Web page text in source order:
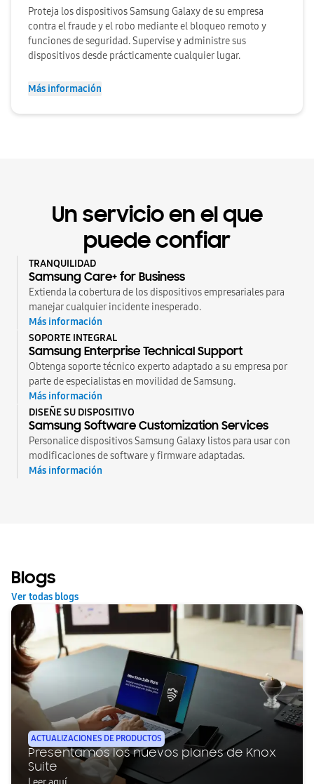
Proteja los dispositivos Samsung Galaxy de su empresa
contra el fraude y el robo mediante el bloqueo remoto y
funciones de seguridad. Supervise y administre sus
dispositivos desde prácticamente cualquier lugar.
Más información
Un servicio en el que
puede confiar
TRANQUILIDAD
Samsung Care+ for Business
Extienda la cobertura de los dispositivos empresariales para
manejar cualquier incidente inesperado.
Más información
SOPORTE INTEGRAL
Samsung Enterprise Technical Support
Obtenga soporte técnico experto adaptado a su empresa por
parte de especialistas en movilidad de Samsung.
Más información
DISEÑE SU DISPOSITIVO
Samsung Software Customization Services
Personalice dispositivos Samsung Galaxy listos para usar con
modificaciones de software y firmware adaptadas.
Más información
Blogs
Ver todas blogs
ACTUALIZACIONES DE PRODUCTOS
Presentamos los nuevos planes de Knox
Suite